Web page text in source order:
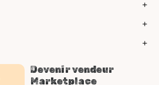
Devenir vendeur
Marketplace